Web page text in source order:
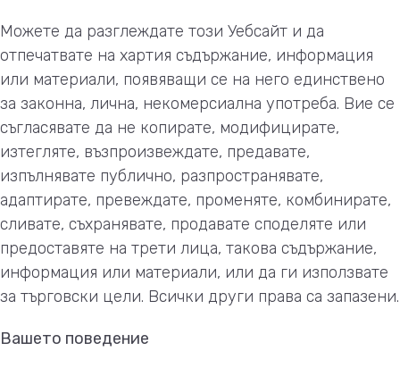
Можете да разглеждате този Уебсайт и да
отпечатвате на хартия съдържание, информация
или материали, появяващи се на него единствено
за законна, лична, некомерсиална употреба. Вие се
съгласявате да не копирате, модифицирате,
изтегляте, възпроизвеждате, предавате,
изпълнявате публично, разпространявате,
адаптирате, превеждате, променяте, комбинирате,
сливате, съхранявате, продавате споделяте или
предоставяте на трети лица, такова съдържание,
информация или материали, или да ги използвате
за търговски цели. Всички други права са запазени.
Вашето поведение